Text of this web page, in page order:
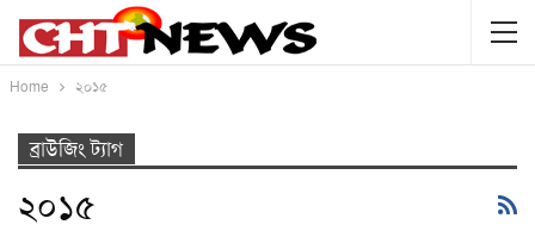
Home ২০১৫
ব্রাউজিং ট্যাগ
২০১৫